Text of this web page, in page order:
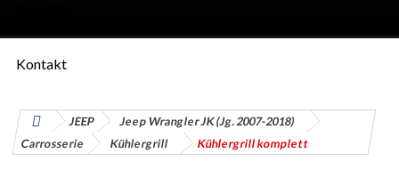
Kontakt
JEEP
Jeep Wrangler JK (Jg. 2007-2018)
Carrosserie
Kühlergrill Kühlergrill komplett